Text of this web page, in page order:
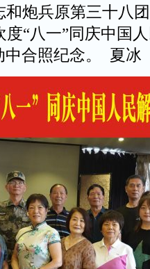
炮兵原第三十八
“八一”同庆中国
中合照纪念。 夏冰